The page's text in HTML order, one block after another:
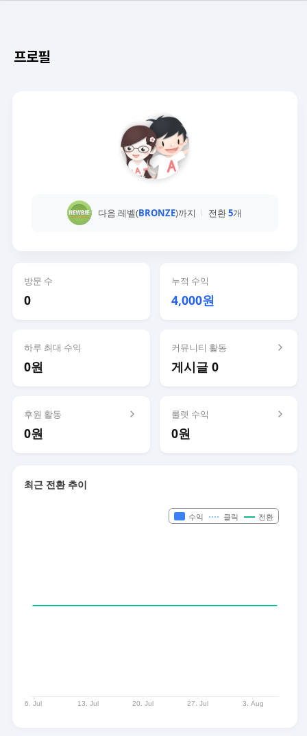
프로필
다음 레벨(BRONZE)까지 전환5개
방문 수
0
누적 수익
4,000원
하루 최대 수익
0원
커뮤니티 활동
게시글 0
후원 활동
0원
룰렛 수익
0원
최근 전환 추이